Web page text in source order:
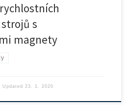
s
magnety
Updated 23. 1. 2020